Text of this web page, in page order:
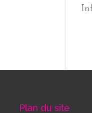
Plan du site